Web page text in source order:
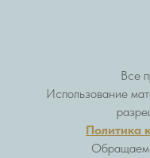
Все
Использование
Политика
Обращаем